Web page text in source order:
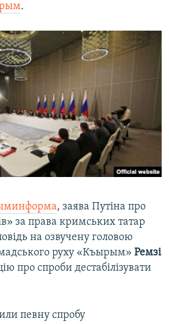
.
, заява Путіна про
за права кримських татар
на озвучену головою
руху «Къырым» Ремзі
про спроби дестабілізувати
певну спробу